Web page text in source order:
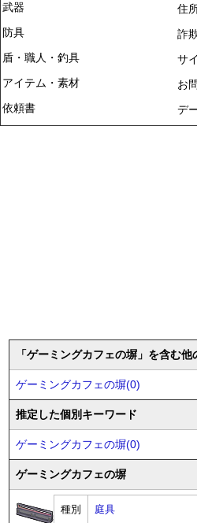
武器
防具
盾・職人・釣具
アイテム・素材
依頼書
住
詐
サ
お
デ
「ゲーミングカフェの塀」を含む他
ゲーミングカフェの塀(0)
推定した個別キーワード
ゲーミングカフェの塀(0)
ゲーミングカフェの塀
種別 庭具